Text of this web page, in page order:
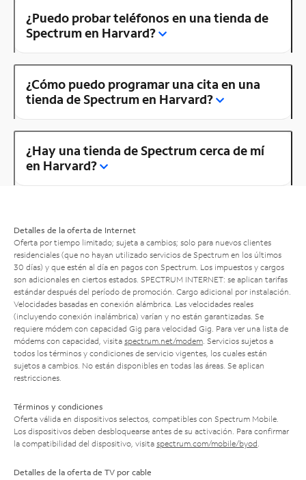
¿Puedo probar teléfonos en una tienda de
Spectrum en Harvard?
¿Cómo puedo programar una cita en una
tienda de Spectrum en Harvard?
¿Hay una tienda de Spectrum cerca de mí
en Harvard?
Detalles de la oferta de Internet
Oferta por tiempo limitado; sujeta a cambios; solo para nuevos clientes
residenciales (que no hayan utilizado servicios de Spectrum en los últimos
30 días) y que estén al día en pagos con Spectrum. Los impuestos y cargos
son adicionales en ciertos estados. SPECTRUM INTERNET: se aplican tarifas
estándar después del período de promoción. Cargo adicional por instalación.
Velocidades basadas en conexión alámbrica. Las velocidades reales
(incluyendo conexión inalámbrica) varían y no están garantizadas. Se
requiere módem con capacidad Gig para velocidad Gig. Para ver una lista de
módems con capacidad, visita spectrum.net/modem . Servicios sujetos a
todos los términos y condiciones de servicio vigentes, los cuales están
sujetos a cambios. No están disponibles en todas las áreas. Se aplican
restricciones.
Términos y condiciones
Oferta válida en dispositivos selectos, compatibles con Spectrum Mobile.
Los dispositivos deben desbloquearse antes de su activación. Para confirmar
la compatibilidad del dispositivo, visita spectrum.com/mobile/byod
Detalles de la oferta de TV por cable